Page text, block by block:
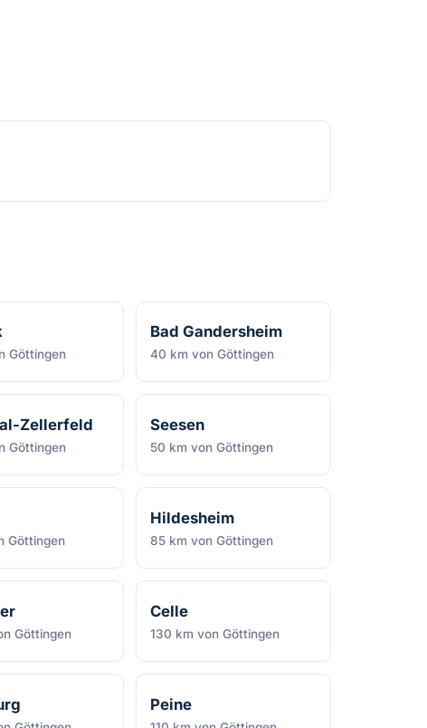
Göttingen
Bad Gandersheim
40 km von Göttingen
Zellerfeld
Göttingen
Seesen
50 km von Göttingen
Göttingen
Hildesheim
85 km von Göttingen
Göttingen
Celle
130 km von Göttingen
Peine